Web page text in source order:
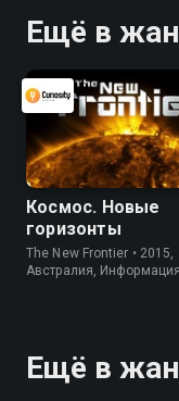
Ещё в
Космос. Новые
горизонты
The New Frontier • 2015,
Австралия, Информация
Ещё в